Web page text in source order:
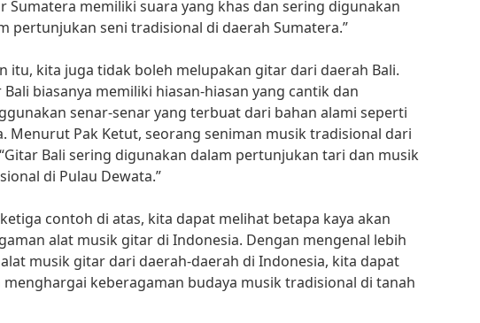
Sumatera memiliki suara yang khas dan sering digunakan
pertunjukan seni tradisional di daerah Sumatera.”
itu, kita juga tidak boleh melupakan gitar dari daerah Bali.
Bali biasanya memiliki hiasan-hiasan yang cantik dan
senar-senar yang terbuat dari bahan alami seperti
Menurut Pak Ketut, seorang seniman musik tradisional dari
Bali sering digunakan dalam pertunjukan tari dan musik
di Pulau Dewata.”
contoh di atas, kita dapat melihat betapa kaya akan
alat musik gitar di Indonesia. Dengan mengenal lebih
musik gitar dari daerah-daerah di Indonesia, kita dapat
menghargai keberagaman budaya musik tradisional di tanah